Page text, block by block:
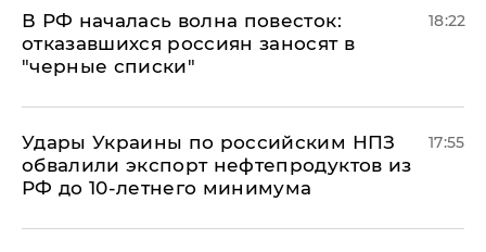
​В РФ началась волна повесток:
отказавшихся россиян заносят в
"черные списки"
18:22
Удары Украины по российским НПЗ
обвалили экспорт нефтепродуктов из
РФ до 10-летнего минимума
17:55